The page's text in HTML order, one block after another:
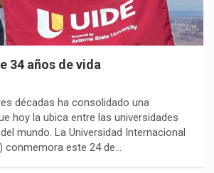
34 años de vida
décadas ha consolidado una
hoy la ubica entre las universidades
mundo. La Universidad Internacional
conmemora este 24 de…